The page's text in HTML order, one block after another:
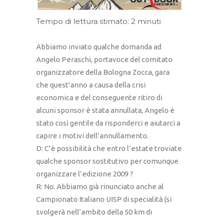
Tempo di lettura stimato: 2 minuti
Abbiamo inviato qualche domanda ad
Angelo Peraschi, portavoce del comitato
organizzatore della Bologna Zocca, gara
che quest’anno a causa della crisi
economica e del conseguente ritiro di
alcuni sponsor è stata annullata, Angelo è
stato così gentile da risponderci e aiutarci a
capire i motivi dell’annullamento.
D: C’è possibilità che entro l’estate troviate
qualche sponsor sostitutivo per comunque
organizzare l’edizione 2009 ?
R: No. Abbiamo già rinunciato anche al
Campionato Italiano UISP di specialità (si
svolgerà nell’ambito della 50 km di